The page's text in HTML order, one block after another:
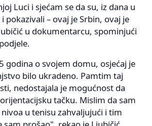
Luci i sjećam se da su, iz dana u
pokazivali – ovaj je Srbin, ovaj je
u dokumentarcu, spominjući
godina o svojem domu, osjećaj je
bilo ukradeno. Pamtim taj
nedostajala je mogućnost da
tačku. Mislim da sam
u tenisu zahvaljujući i tim